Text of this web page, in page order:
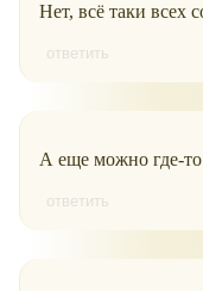
Нет, всё таки всех
ответить
А еще можно где-то
ответить